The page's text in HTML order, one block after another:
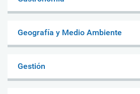
Geografía y Medio Ambiente
Gestión